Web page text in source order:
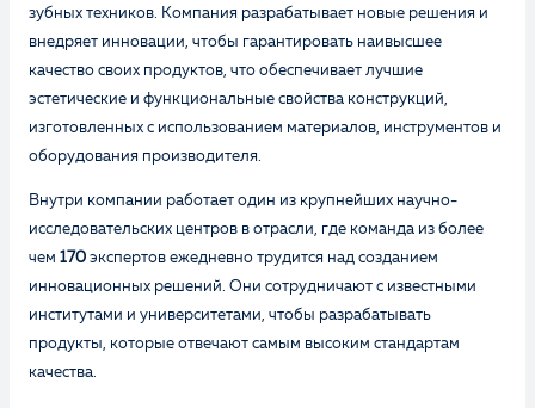
зубных техников. Компания разрабатывает новые решения и
внедряет инновации, чтобы гарантировать наивысшее
качество своих продуктов, что обеспечивает лучшие
эстетические и функциональные свойства конструкций,
изготовленных с использованием материалов, инструментов и
оборудования производителя.
Внутри компании работает один из крупнейших научно-
исследовательских центров в отрасли, где команда из более
чем 170 экспертов ежедневно трудится над созданием
инновационных решений. Они сотрудничают с известными
институтами и университетами, чтобы разрабатывать
продукты, которые отвечают самым высоким стандартам
качества.